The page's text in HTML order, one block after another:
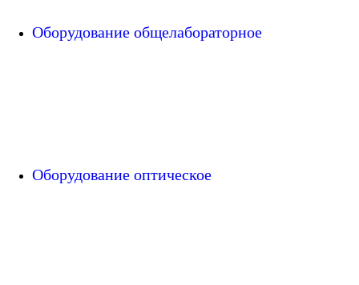
Оборудование общелабораторное
Оборудование оптическое